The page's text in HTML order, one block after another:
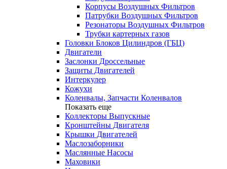
Корпусы Воздушных Фильтров
Патрубки Воздушных Фильтров
Резонаторы Воздушных Фильтров
Трубки картерных газов
Головки Блоков Цилиндров (ГБЦ)
Двигатели
Заслонки Дроссельные
Защиты Двигателей
Интеркулер
Кожухи
Коленвалы, Запчасти Коленвалов
Показать еще
Коллекторы Выпускные
Кронштейны Двигателя
Крышки Двигателей
Маслозаборники
Маслянные Насосы
Маховики